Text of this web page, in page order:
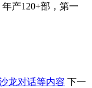
产120+部，第一
龙对话等内容 下一